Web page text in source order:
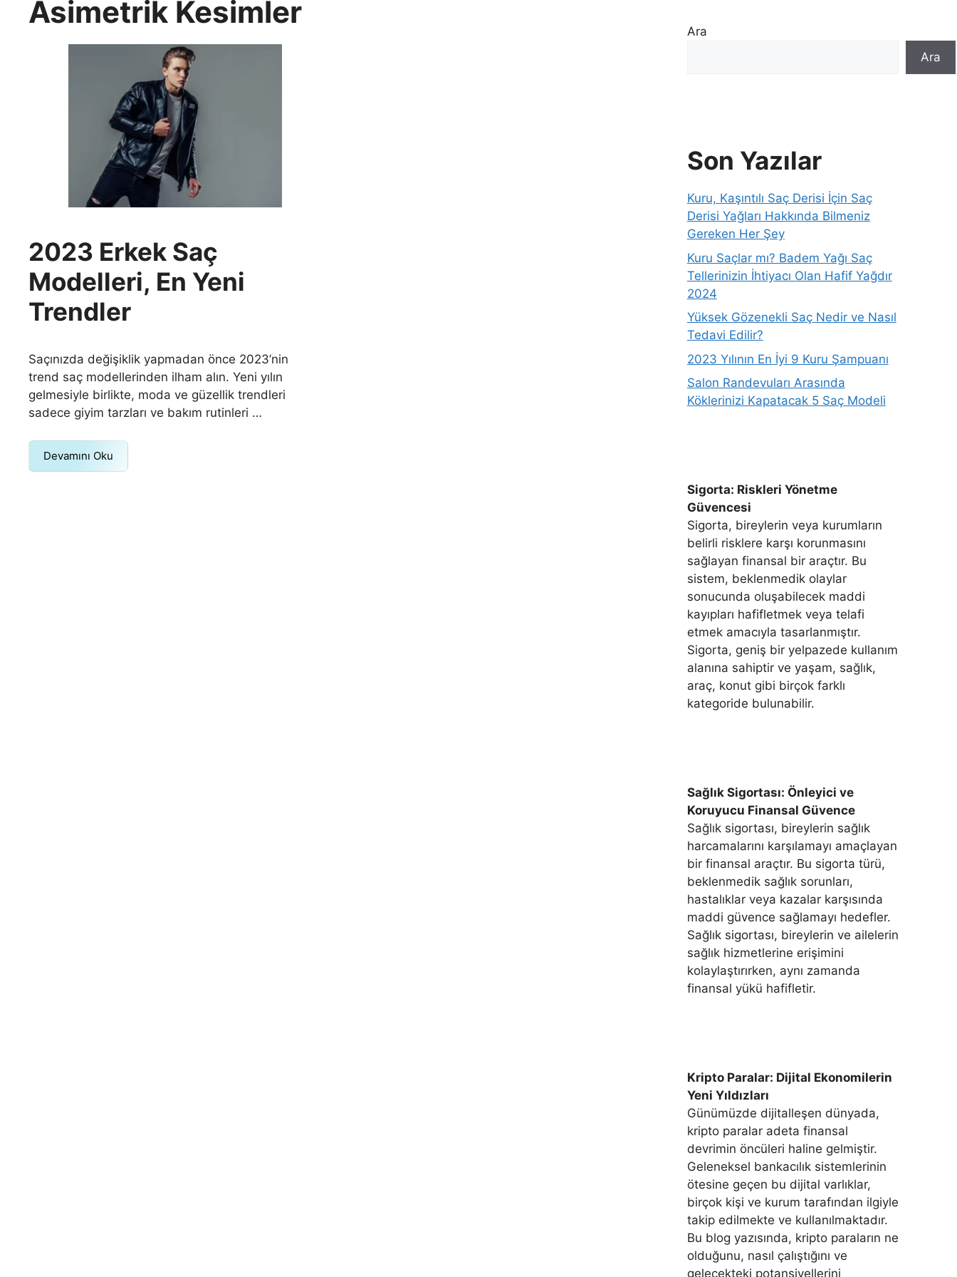
Asimetrik Kesimler
2023 Erkek Saç
Modelleri, En Yeni
Trendler
Saçınızda değişiklik yapmadan önce 2023’nin
trend saç modellerinden ilham alın. Yeni yılın
gelmesiyle birlikte, moda ve güzellik trendleri
sadece giyim tarzları ve bakım rutinleri …
Devamını Oku
Ara
Ara
Son Yazılar
Kuru, Kaşıntılı Saç Derisi İçin Saç
Derisi Yağları Hakkında Bilmeniz
Gereken Her Şey
Kuru Saçlar mı? Badem Yağı Saç
Tellerinizin İhtiyacı Olan Hafif Yağdır
2024
Yüksek Gözenekli Saç Nedir ve Nasıl
Tedavi Edilir?
2023 Yılının En İyi 9 Kuru Şampuanı
Salon Randevuları Arasında
Köklerinizi Kapatacak 5 Saç Modeli
Sigorta: Riskleri Yönetme
Güvencesi
Sigorta, bireylerin veya kurumların
belirli risklere karşı korunmasını
sağlayan finansal bir araçtır. Bu
sistem, beklenmedik olaylar
sonucunda oluşabilecek maddi
kayıpları hafifletmek veya telafi
etmek amacıyla tasarlanmıştır.
Sigorta, geniş bir yelpazede kullanım
alanına sahiptir ve yaşam, sağlık,
araç, konut gibi birçok farklı
kategoride bulunabilir.
Sağlık Sigortası: Önleyici ve
Koruyucu Finansal Güvence
Sağlık sigortası, bireylerin sağlık
harcamalarını karşılamayı amaçlayan
bir finansal araçtır. Bu sigorta türü,
beklenmedik sağlık sorunları,
hastalıklar veya kazalar karşısında
maddi güvence sağlamayı hedefler.
Sağlık sigortası, bireylerin ve ailelerin
sağlık hizmetlerine erişimini
kolaylaştırırken, aynı zamanda
finansal yükü hafifletir.
Kripto Paralar: Dijital Ekonomilerin
Yeni Yıldızları
Günümüzde dijitalleşen dünyada,
kripto paralar adeta finansal
devrimin öncüleri haline gelmiştir.
Geleneksel bankacılık sistemlerinin
ötesine geçen bu dijital varlıklar,
birçok kişi ve kurum tarafından ilgiyle
takip edilmekte ve kullanılmaktadır.
Bu blog yazısında, kripto paraların ne
olduğunu, nasıl çalıştığını ve
gelecekteki potansiyellerini